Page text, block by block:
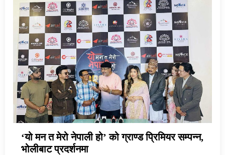
‘यो मन त मेरो नेपाली हो’ को ग्राण्ड प्रिमियर सम्पन्न,
भोलीबाट प्रदर्शनमा